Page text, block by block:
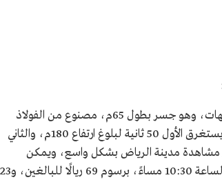
جسر المشاهدة: يطل على مدينة الرياض من قمة البرج في جميع الجهات، وهو جسر بطول 65م، مصنوع من الفولاذ
والزجاج ويزن 300 طن، ويمكن الوصول إليه من خلال مصعدين، يستغرق الأول 50 ثانية لبلوغ ارتفاع 180م، والثاني
مشاهدة مدينة الرياض بشكل واسع، ويمكن
الدخول إليه من السبت إلى الخميس من الساعة 12:00 ظهرًا حتى الساعة 10:30 مساءً، برسوم 69 ريالًا للبالغين، و23